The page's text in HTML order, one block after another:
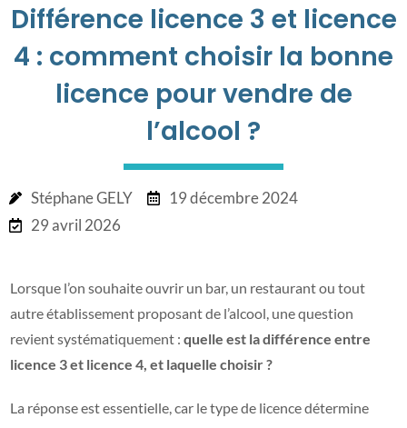
Différence licence 3 et licence
4 : comment choisir la bonne
licence pour vendre de
l’alcool ?
Stéphane GELY
19 décembre 2024
29 avril 2026
Lorsque l’on souhaite ouvrir un bar, un restaurant ou tout
autre établissement proposant de l’alcool, une question
revient systématiquement : quelle est la différence entre
licence 3 et licence 4, et laquelle choisir ?
La réponse est essentielle, car le type de licence détermine